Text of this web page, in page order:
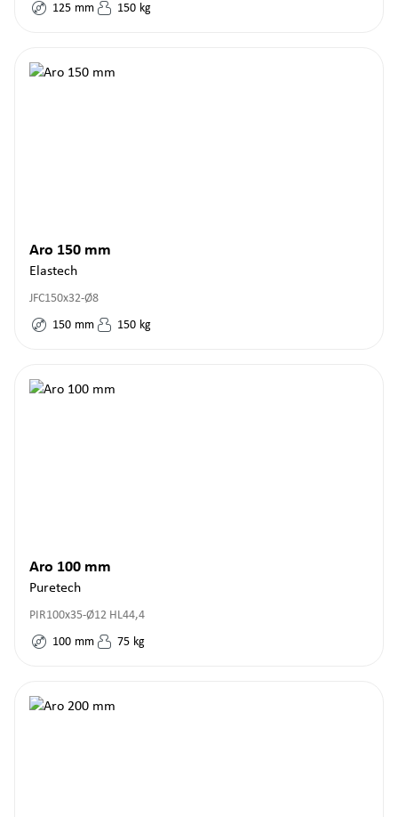
125 mm 150 kg
Aro 150 mm
Elastech
JFC150x32-Ø8
150 mm 150 kg
Aro 100 mm
Puretech
PIR100x35-Ø12 HL44,4
100 mm 75 kg